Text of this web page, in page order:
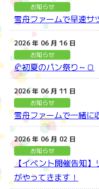
お知らせ
雪舟ファームで早速サ
2026 年 06 月 16 日
お知らせ
🥐初夏のパン祭り～🍞
2026 年 06 月 11 日
お知らせ
雪舟ファームで一緒に
2026 年 06 月 02 日
お知らせ
【イベント開催告知】
がやってきます！